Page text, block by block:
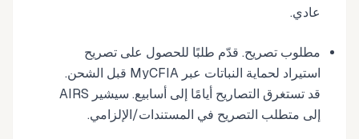
عادي.
مطلوب تصريح. قدّم طلبًا للحصول على تصريح
استيراد لحماية النباتات عبر MyCFIA قبل الشحن.
قد تستغرق التصاريح أيامًا إلى أسابيع. سيشير AIRS
إلى متطلب التصريح في المستندات/الإلزامي.